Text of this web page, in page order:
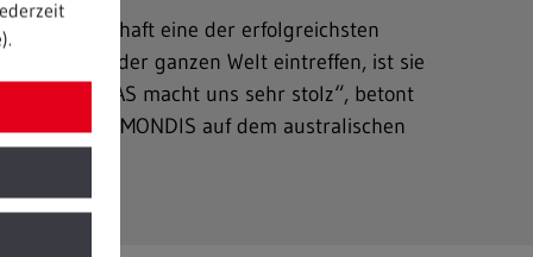
eine der erfolgreichsten
Under aus der ganzen Welt eintreffen, ist sie
wie QANTAS macht uns sehr stolz“, betont
von REMONDIS auf dem australischen